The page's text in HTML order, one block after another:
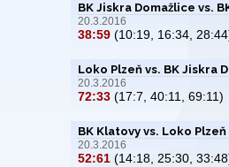
BK Jiskra Domažlice vs.
20.3.2016
38:59 (10:19, 16:34,
Loko Plzeň vs. BK Jiskra
20.3.2016
72:33 (17:7, 40:11, 69:11)
BK Klatovy vs. Loko Plzeň
20.3.2016
52:61 (14:18, 25:30,